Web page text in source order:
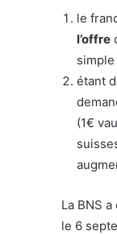
le
l’offre
simple
étant
(1€
La BNS
le 6